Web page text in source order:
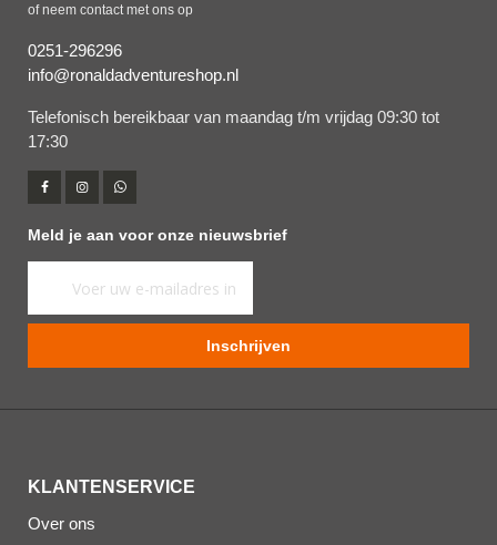
of neem contact met ons op
0251-296296
info@ronaldadventureshop.nl
Telefonisch bereikbaar van maandag t/m vrijdag 09:30 tot
17:30
Meld je aan voor onze nieuwsbrief
op
Inschrijven
KLANTENSERVICE
Over ons